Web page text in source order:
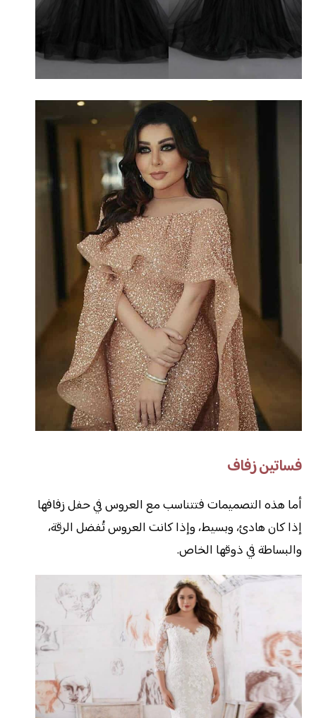
فساتين زفاف
أما هذه التصميمات فتتناسب مع العروس في حفل زفافها
إذا كان هادئ، وبسيط، وإذا كانت العروس تُفضل الرقة،
والبساطة في ذوقها الخاص.